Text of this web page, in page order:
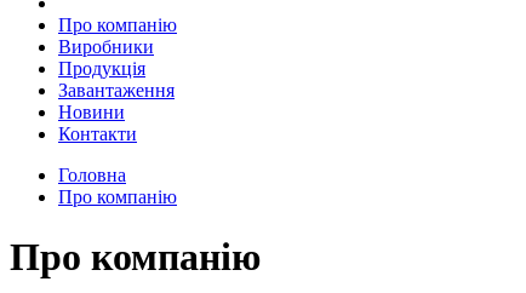
Про компанію
Виробники
Продукція
Завантаження
Новини
Контакти
Головна
Про компанію
Про компанію